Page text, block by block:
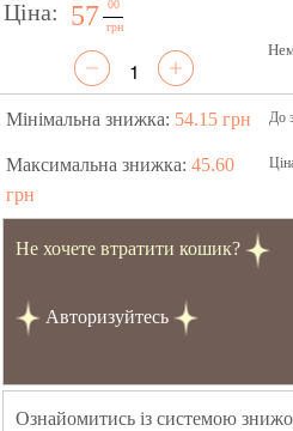
Ціна: 57
00
грн
Мінімальна знижка: 54.15 грн До
Максимальна знижка: 45.60
грн
Не хочете втратити кошик?
Авторизуйтесь
Ознайомитись із системою